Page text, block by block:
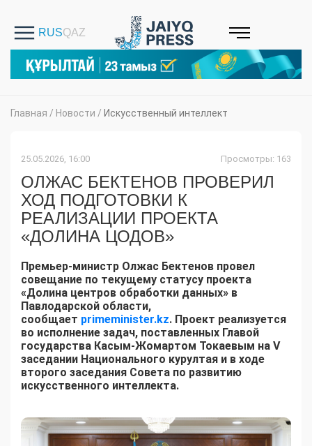
Главная / Новости / Искусственный интеллект
25.05.2026, 16:00 Просмотры: 163
ОЛЖАС БЕКТЕНОВ ПРОВЕРИЛ
ХОД ПОДГОТОВКИ К
РЕАЛИЗАЦИИ ПРОЕКТА
«ДОЛИНА ЦОДОВ»
Премьер-министр Олжас Бектенов провел
совещание по текущему статусу проекта
«Долина центров обработки данных» в
Павлодарской области,
сообщает primeminister.kz. Проект реализуется
во исполнение задач, поставленных Главой
государства Касым-Жомартом Токаевым на V
заседании Национального курултая и в ходе
второго заседания Совета по развитию
искусственного интеллекта.